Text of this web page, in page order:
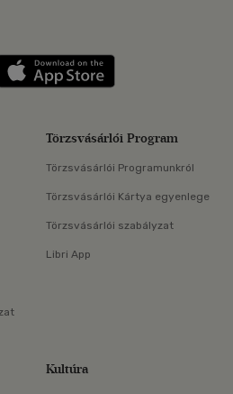
ona LinkedInen
applikáció Szerezd meg: Google
Törzsvásárlói Program
Törzsvásárlói Programunkról
Törzsvásárlói Kártya egyenlege
Törzsvásárlói szabályzat
Libri App
Kultúra